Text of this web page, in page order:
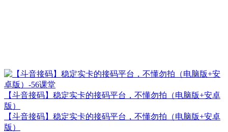
【斗音接码】稳定实卡的接码平台，不懂勿拍（电脑版+安卓
版）
【斗音接码】稳定实卡的接码平台，不懂勿拍（电脑版+安卓
版）